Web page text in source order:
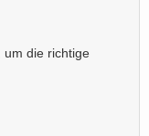
um die richtige